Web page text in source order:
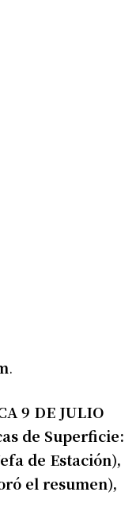
.
9 DE JULIO
de Superficie:
de Estación),
el resumen),